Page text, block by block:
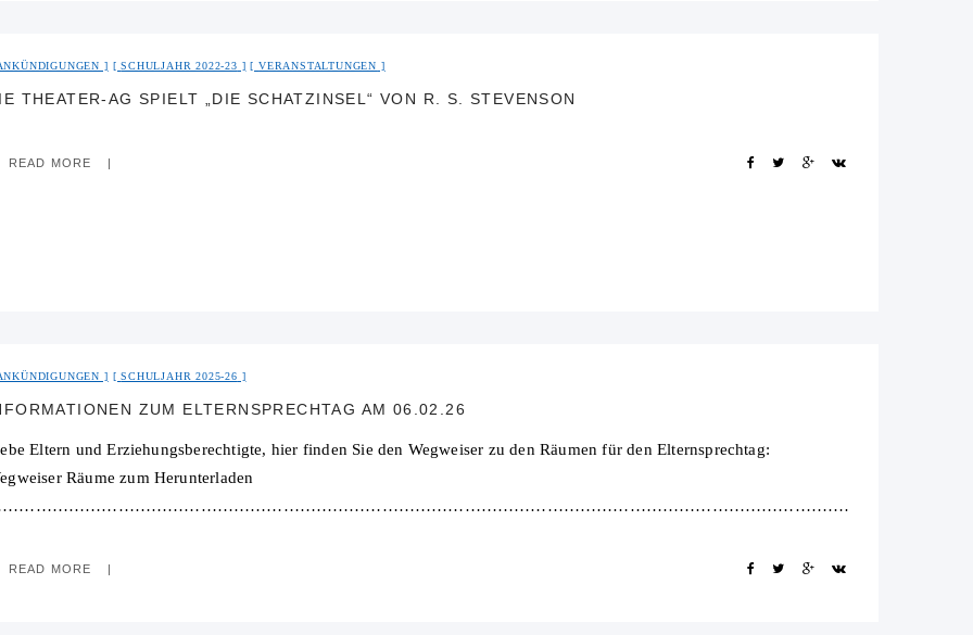
SCHULJAHR 2022-23 VERANSTALTUNGEN
THEATER-AG SPIELT „DIE SCHATZINSEL“ VON R. S. STEVENSON
READ MORE
SCHULJAHR 2025-26
ZUM ELTERNSPRECHTAG AM 06.02.26
Eltern und Erziehungsberechtigte, hier finden Sie den Wegweiser zu den Räumen für den Elternsprechtag:
Räume zum Herunterladen
READ MORE